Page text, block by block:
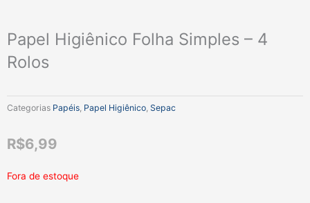
Papel Higiênico Folha Simples – 4
Rolos
Categorias Papéis Papel Higiênico Sepac
R$6,99
Fora de estoque